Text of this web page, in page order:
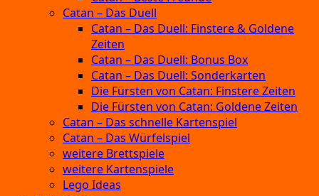
Catan – Das Duell
Catan – Das Duell: Finstere & Goldene
Zeiten
Catan – Das Duell: Bonus Box
Catan – Das Duell: Sonderkarten
Die Fürsten von Catan: Finstere Zeiten
Die Fürsten von Catan: Goldene Zeiten
Catan – Das schnelle Kartenspiel
Catan – Das Würfelspiel
weitere Brettspiele
weitere Kartenspiele
Lego Ideas